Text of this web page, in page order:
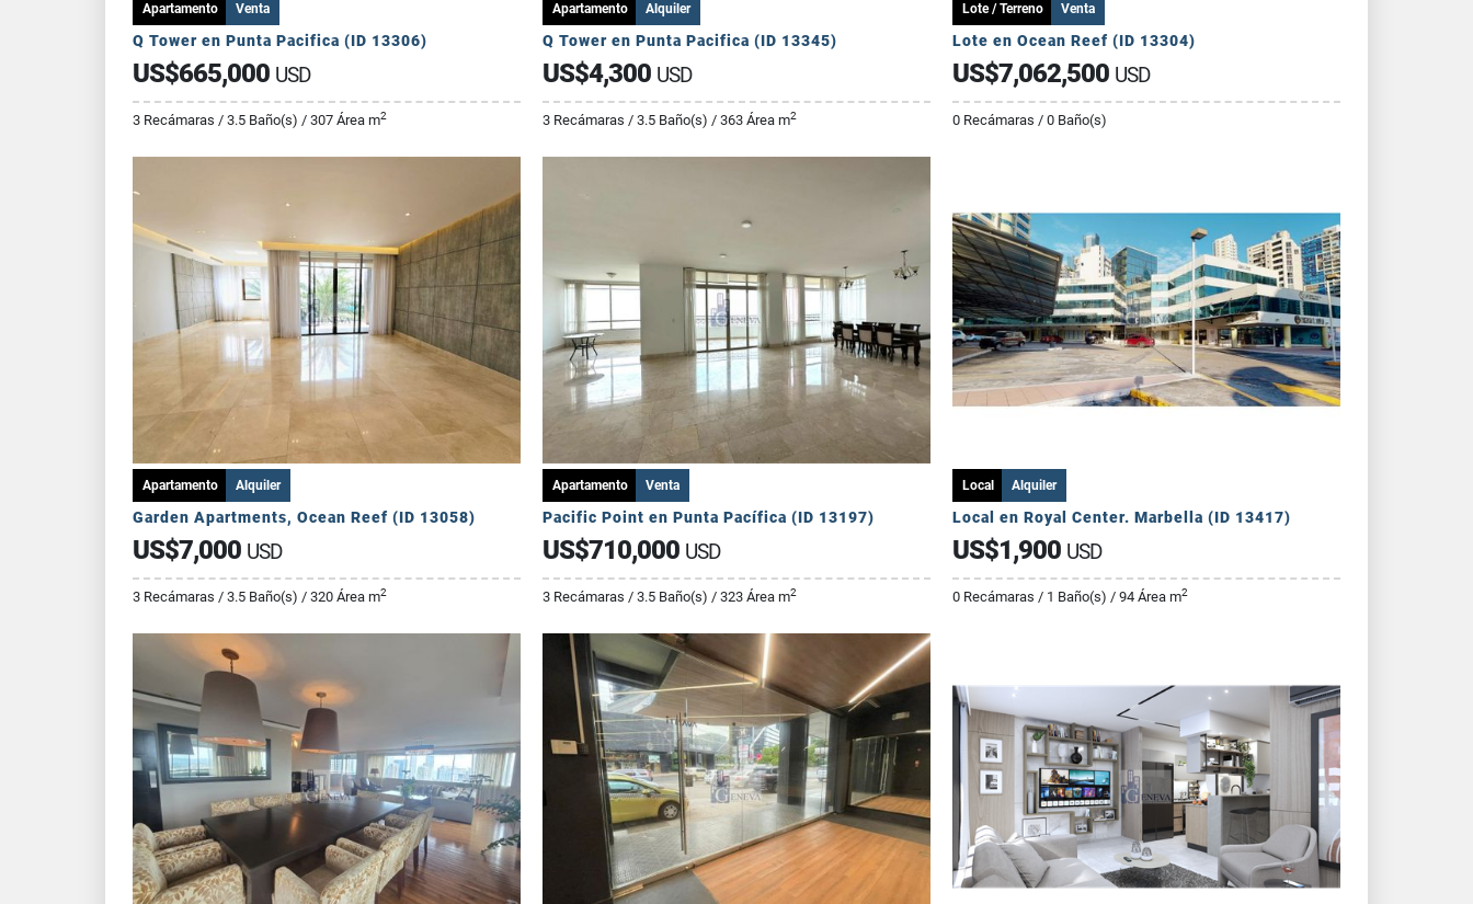
Apartamento Venta
Q Tower en Punta Pacifica (ID 13306)
US$665,000 USD
3 Recámaras / 3.5 Baño(s) / 307 Área m2
Apartamento Alquiler
Q Tower en Punta Pacifica (ID 13345)
US$4,300 USD
3 Recámaras / 3.5 Baño(s) / 363 Área m2
Lote / Terreno Venta
Lote en Ocean Reef (ID 13304)
US$7,062,500 USD
0 Recámaras / 0 Baño(s)
Apartamento Alquiler
Garden Apartments, Ocean Reef (ID 13058)
US$7,000 USD
3 Recámaras / 3.5 Baño(s) / 320 Área m2
Apartamento Venta
Pacific Point en Punta Pacífica (ID 13197)
US$710,000 USD
3 Recámaras / 3.5 Baño(s) / 323 Área m2
Local Alquiler
Local en Royal Center. Marbella (ID 13417)
US$1,900 USD
0 Recámaras / 1 Baño(s) / 94 Área m2